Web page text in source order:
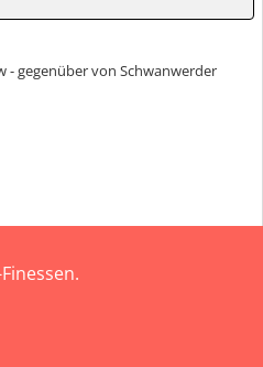
- gegenüber von Schwanwerder